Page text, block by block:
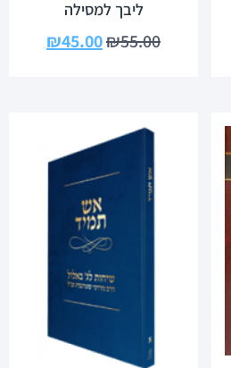
ליבך למסילה
₪55.00
₪45.00